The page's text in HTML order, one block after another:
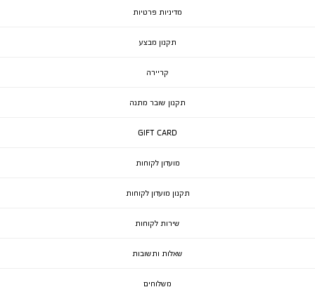
מדיניות פרטיות
תקנון מבצע
קריירה
תקנון שובר מתנה
GIFT CARD
מועדון לקוחות
תקנון מועדון לקוחות
שירות לקוחות
שאלות ותשובות
משלוחים